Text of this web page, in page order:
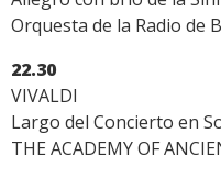
Orquesta de la Radio de
22.30
VIVALDI
Largo del Concierto en
THE ACADEMY OF